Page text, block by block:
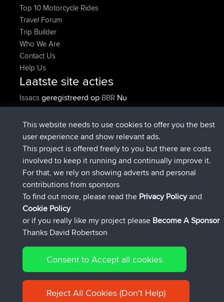
Top 10 Motorcycle Rides
Travel Forum
Trip Builder
Who We Are
Contact Us
Help Us
Laatste site acties
Issacsgeregistreerd op BBR Nu
pastyrhdgeregistreerd opBBR6 hrs, 22 min geleden
majorupsetgeregistreerd opBBR6 hrs, 26 min
geleden
HippoFingeradded trip Henley17 hrs, 58 min geleden
HippoFinger geregistreerd opBBR18 hrs, 12 min
geleden
MindtheEagleadded tripIreland
geleden
Connect
© 2026 David Robertson |Sitemap|Privacy Policy|Cookie
Policy
This website needs to use cookies to offer you the best
user experience and show relevant ads.
This project is offered freely to you but there are costs
involved to keep it running and continually improve it.
For that, we rely on showing adverts and personal
contributions from sponsors
To find out more, please read the Privacy Policyand
Cookie Policy
or if you really like my project please Become A Sponsor
Thanks David Robertson
Consent to Accept all cookies
Reject All Cookies (Don't Help)